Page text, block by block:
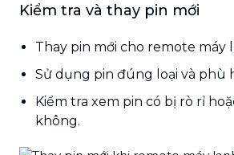
Kiểm tra và thay pin mới
Thay pin mới cho remote máy
Sử dụng pin đúng loại và phù
Kiểm tra xem pin có bị rò rỉ
không.